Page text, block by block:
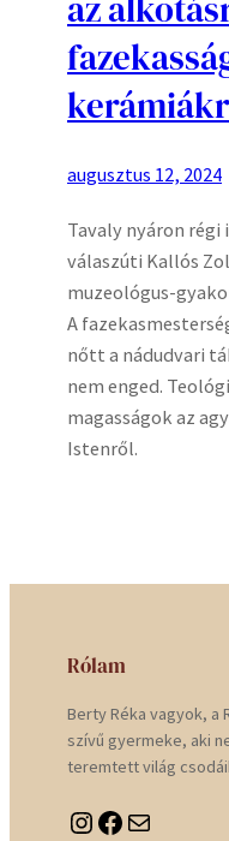
augusztus 12, 2024
Tavaly nyáron
válaszúti Kallós
muzeológus-
A
nőtt a nádudvari
nem enged.
magasságok az
Istenről.
Rólam
Berty Réka vagyok, a
szívű gyermeke, aki
teremtett világ
Instagram Facebook Mail